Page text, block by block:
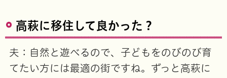
高萩に移住して良かった？
夫：自然と遊べるので、子どもをのびのび育
てたい方には最適の街ですね。ずっと高萩に